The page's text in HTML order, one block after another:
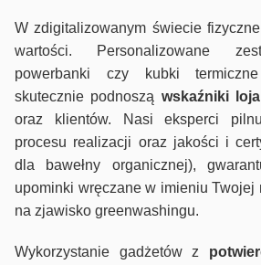
W zdigitalizowanym świecie
wartości. Personalizowane
powerbanki czy kubki
skutecznie podnoszą wskaźniki
oraz klientów. Nasi eksperci
procesu realizacji oraz jakości i
dla bawełny organicznej),
upominki wręczane w imieniu Twojej
na zjawisko greenwashingu.
Wykorzystanie gadżetów z